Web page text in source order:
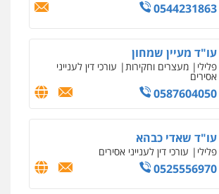
0544231863
עו"ד מעיין שמחון
פלילי מעצרים וחקירות עורכי דין לענייני
אסירים
0587604050
עו"ד שאדי כבהא
פלילי עורכי דין לענייני אסירים
0525556970
מרכז התחלה חדשה
אסירים עבירות מין
לעורכי דין
0544500346
מאיה בלום, עו"ס, טיפול ושיקום
טיפול בהתמכרויות
לעורכי דין
0504062539